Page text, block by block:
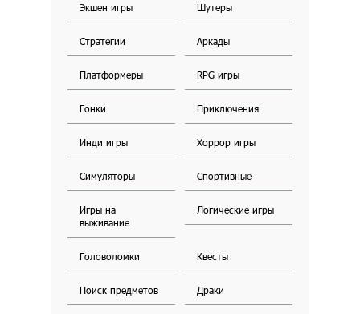
Экшен игры Шутеры
Стратегии Аркады
Платформеры RPG игры
Гонки Приключения
Инди игры Хоррор игры
Симуляторы Спортивные
Игры на
выживание
Логические игры
Головоломки Квесты
Поиск предметов Драки